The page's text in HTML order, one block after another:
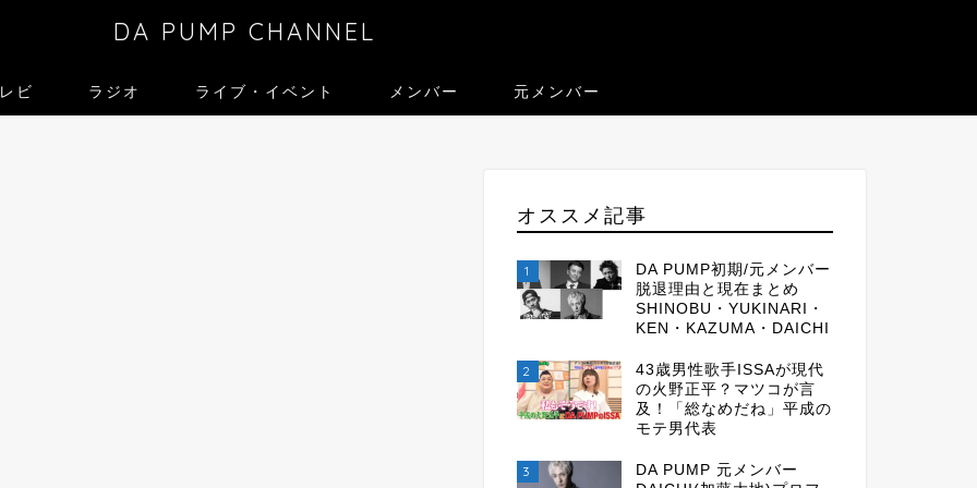
DA PUMP CHANNEL
ビ ラジオ ライブ・イベント メンバー 元メンバー
オススメ記事
1
DA PUMP初期/元メンバー
脱退理由と現在まとめ
SHINOBU・YUKINARI・
KEN・KAZUMA・DAICHI
2
43歳男性歌手ISSAが現代
の火野正平？マツコが言
及！「総なめだね」平成の
モテ男代表
3
DA PUMP 元メンバー